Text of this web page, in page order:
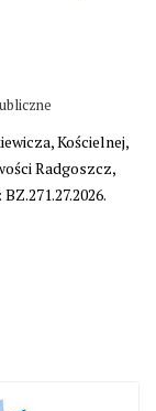
Kościelnej,
Radgoszcz,